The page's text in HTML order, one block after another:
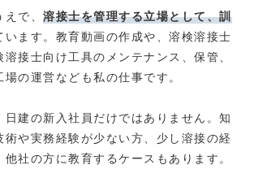
えで、溶接士を管理する立場として、訓
います。教育動画の作成や、溶検溶接士
接士向け工具のメンテナンス、保管、
の運営なども私の仕事です。
日建の新入社員だけではありません。知
術や実務経験が少ない方、少し溶接の経
社の方に教育するケースもあります。